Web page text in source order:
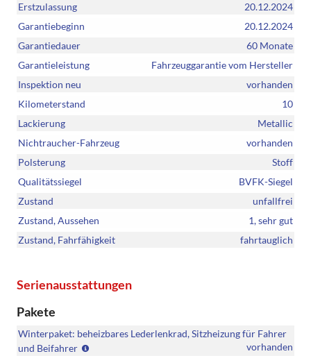
Erstzulassung
20.12.2024
Garantiebeginn
20.12.2024
Garantiedauer
60 Monate
Garantieleistung
Fahrzeuggarantie vom Hersteller
Inspektion neu
vorhanden
Kilometerstand
10
Lackierung
Metallic
Nichtraucher-Fahrzeug
vorhanden
Polsterung
Stoff
Qualitätssiegel
BVFK-Siegel
Zustand
unfallfrei
Zustand, Aussehen
1, sehr gut
Zustand, Fahrfähigkeit
fahrtauglich
Serienausstattungen
Pakete
Winterpaket: beheizbares Lederlenkrad, Sitzheizung für Fahrer
und Beifahrer
vorhanden